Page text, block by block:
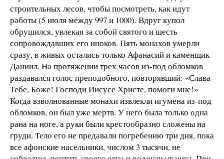
строительных лесов, чтобы посмотреть, как идут
работы (5 июля между 997 и 1000). Вдруг купол
обрушился, увлекая за собой святого и шесть
сопровождавших его иноков. Пять монахов умерли
сразу, в живых остались только Афанасий и каменщик
Даниил. На протяжении трех часов из-под обломков
раздавался голос преподобного, повторявший: «Слава
Тебе, Боже! Господи Иисусе Христе, помоги мне!»
Когда взволнованные монахи извлекли игумена из-под
обломков, он был уже мертв. У него была только одна
рана на ноге, а руки были крестообразно сложены на
груди. Тело его не предавали погребению три дня, пока
все афонские насельники, числом 3 тысячи, не